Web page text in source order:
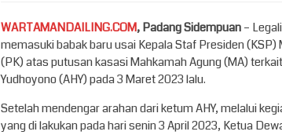
WARTAMANDAILING.COM, Padang Sidempuan–
memasuki babak baru usai Kepala Staf Presiden
(PK) atas putusan kasasi Mahkamah Agung (MA)
Yudhoyono (AHY) pada 3 Maret 2023 lalu.
Setelah mendengar arahan dari ketum AHY, melalui
yang di lakukan pada hari senin 3 April 2023, Ketua